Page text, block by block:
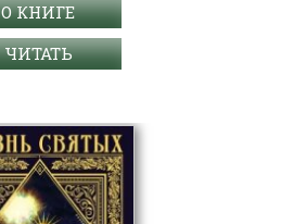
О КНИГЕ
ЧИТАТЬ